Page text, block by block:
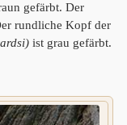
gefärbt. Der
rundliche Kopf der
ist grau gefärbt.